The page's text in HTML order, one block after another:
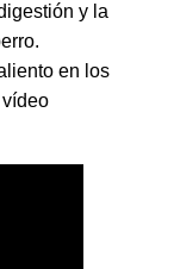
y la
en los
vídeo